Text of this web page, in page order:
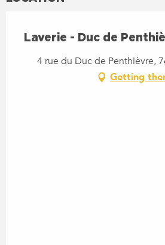
Laverie - Duc de
4 rue du Duc de Penthièvre,
Getting